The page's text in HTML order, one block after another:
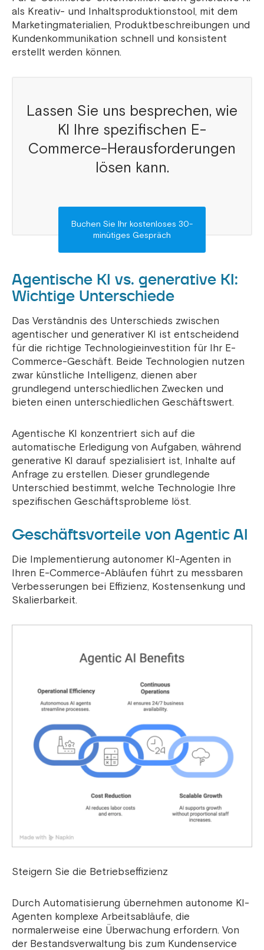
als Kreativ- und Inhaltsproduktionstool, mit dem
Marketingmaterialien, Produktbeschreibungen und
Kundenkommunikation schnell und konsistent
erstellt werden können.
Lassen Sie uns besprechen, wie
KI Ihre spezifischen E-
Commerce-Herausforderungen
lösen kann.
Buchen Sie Ihr kostenloses 30-
minütiges Gespräch
Agentische KI vs. generative KI:
Wichtige Unterschiede
Das Verständnis des Unterschieds zwischen
agentischer und generativer KI ist entscheidend
für die richtige Technologieinvestition für Ihr E-
Commerce-Geschäft. Beide Technologien nutzen
zwar künstliche Intelligenz, dienen aber
grundlegend unterschiedlichen Zwecken und
bieten einen unterschiedlichen Geschäftswert.
Agentische KI konzentriert sich auf die
automatische Erledigung von Aufgaben, während
generative KI darauf spezialisiert ist, Inhalte auf
Anfrage zu erstellen. Dieser grundlegende
Unterschied bestimmt, welche Technologie Ihre
spezifischen Geschäftsprobleme löst.
Geschäftsvorteile von Agentic AI
Die Implementierung autonomer KI-Agenten in
Ihren E-Commerce-Abläufen führt zu messbaren
Verbesserungen bei Effizienz, Kostensenkung und
Skalierbarkeit.
Steigern Sie die Betriebseffizienz
Durch Automatisierung übernehmen autonome KI-
Agenten komplexe Arbeitsabläufe, die
normalerweise eine Überwachung erfordern. Von
der Bestandsverwaltung bis zum Kundenservice